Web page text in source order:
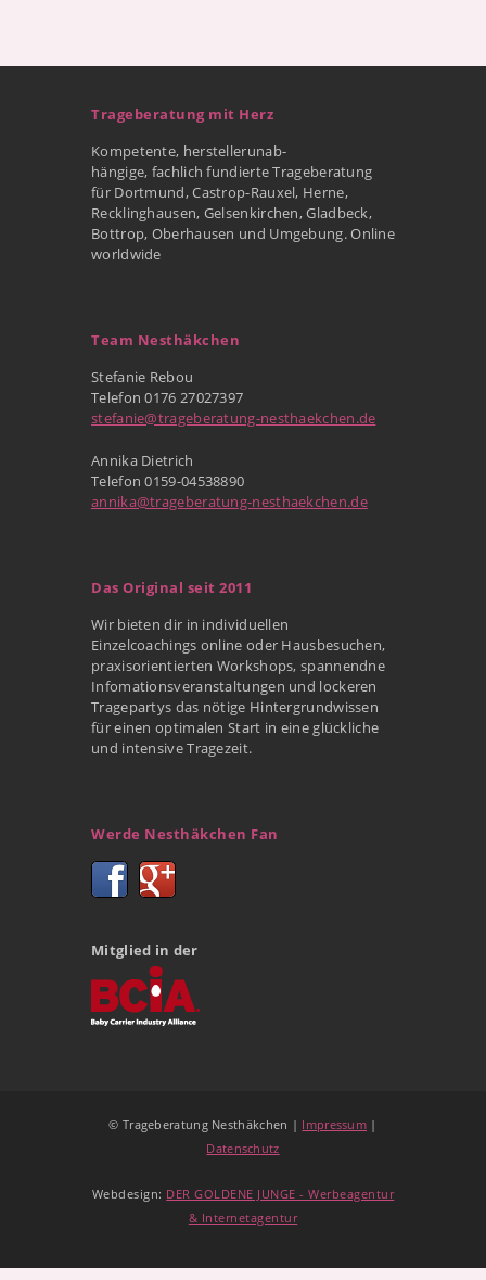
Trageberatung mit Herz
Kompetente, herstellerunab-
hängige, fachlich fundierte Trageberatung
für Dortmund, Castrop-Rauxel, Herne,
Recklinghausen, Gelsenkirchen, Gladbeck,
Bottrop, Oberhausen und Umgebung. Online
worldwide
Team Nesthäkchen
Stefanie Rebou
Telefon 0176 27027397
stefanie@trageberatung-nesthaekchen.de
Annika Dietrich
Telefon 0159-04538890
annika@trageberatung-nesthaekchen.de
Das Original seit 2011
Wir bieten dir in individuellen
Einzelcoachings online oder Hausbesuchen,
praxisorientierten Workshops, spannendne
Infomationsveranstaltungen und lockeren
Tragepartys das nötige Hintergrundwissen
für einen optimalen Start in eine glückliche
und intensive Tragezeit.
Werde Nesthäkchen Fan
Mitglied in der
© Trageberatung Nesthäkchen | Impressum |
Datenschutz
Webdesign: DER GOLDENE JUNGE - Werbeagentur
& Internetagentur